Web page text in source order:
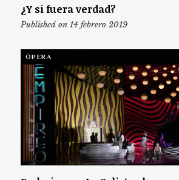
¿Y si fuera verdad?
Published on 14 febrero 2019
ÓPERA